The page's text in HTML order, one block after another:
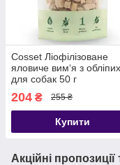
Cosset Ліофілізоване
яловиче вим‘я з
для собак 50 г
204 ₴ 255 ₴
Купити
Акційні